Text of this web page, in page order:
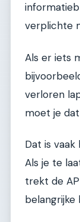
verplichte
Als er iets
verloren
moet je
Dat is
Als je te
trekt de
belangrijke